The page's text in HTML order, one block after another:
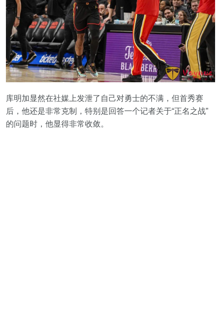
库明加显然在社媒上发泄了自己对勇士的不满，但首秀赛
后，他还是非常克制，特别是回答一个记者关于“正名之战”
的问题时，他显得非常收敛。